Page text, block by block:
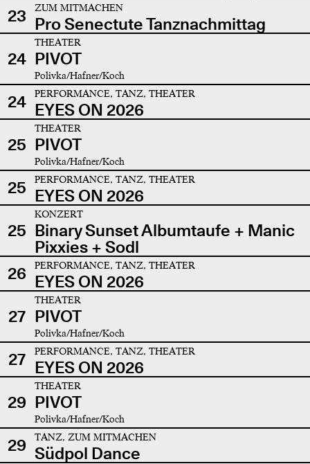
23
ZUM MITMACHEN
Pro Senectute Tanznachmittag
24
THEATER
PIVOT
Polivka/Hafner/Koch
24 PERFORMANCE, TANZ, THEATER
EYES ON 2026
25
THEATER
PIVOT
Polivka/Hafner/Koch
25 PERFORMANCE, TANZ, THEATER
EYES ON 2026
25
KONZERT
Binary Sunset Albumtaufe + Manic
Pixxies + Sodl
26
PERFORMANCE, TANZ, THEATER
EYES ON 2026
27
THEATER
PIVOT
Polivka/Hafner/Koch
27 PERFORMANCE, TANZ, THEATER
EYES ON 2026
29
THEATER
PIVOT
Polivka/Hafner/Koch
29 TANZ, ZUM MITMACHEN
Südpol Dance